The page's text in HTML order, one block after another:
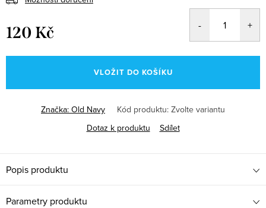
120 Kč
cena:
VLOŽIT DO KOŠÍKU
Značka: Old Navy Kód produktu: Zvolte variantu
Dotaz k produktu
Sdílet
Popis produktu
Parametry produktu